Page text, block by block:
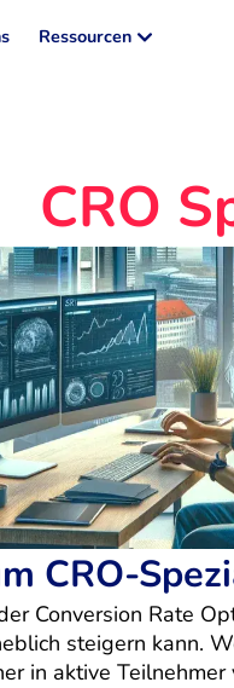
Ressourcen
CRO
CRO-
Conversion Rate
steigern kann.
in aktive